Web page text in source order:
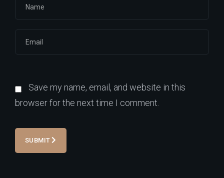
Save my name, email, and website in this
browser for the next time I comment.
SUBMIT